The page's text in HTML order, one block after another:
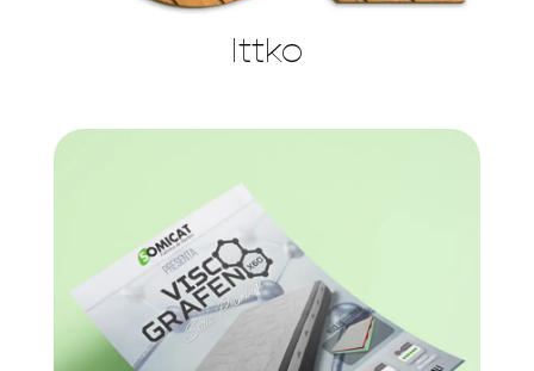
Ittko